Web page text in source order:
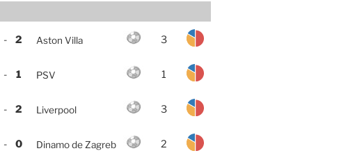
- 2 Aston Villa 3
- 1 PSV 1
- 2 Liverpool 3
- 0 Dinamo de Zagreb 2